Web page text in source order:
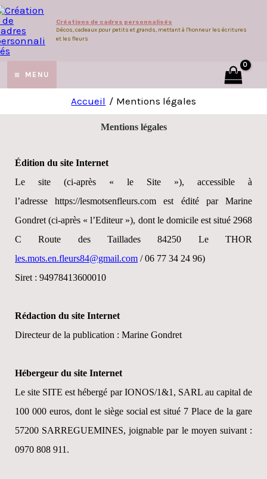
Aller
au
contenu
Créations de cadres personnalisés
Décos, cadeaux pour petits et grands, mettant à l'honneur les écritures
et les fleurs
MAIN
MENU
Accueil Mentions légales
Mentions légales
Édition du site Internet
Le site (ci-après « le Site »), accessible à
l’adresse https://lesmotsenfleurs.com est édité par Marine
Gondret (ci-après « l’Editeur »), dont le domicile est situé 2968
C Route des Taillades 84250 Le THOR
les.mots.en.fleurs84@gmail.com / 06 77 34 24 96)
Siret : 94978413600010
Rédaction du site Internet
Directeur de la publication : Marine Gondret
Hébergeur du site Internet
Le site SITE est hébergé par IONOS/1&1, SARL au capital de
100 000 euros, dont le siège social est situé 7 Place de la gare
57200 SARREGUEMINES, joignable par le moyen suivant :
0970 808 911.